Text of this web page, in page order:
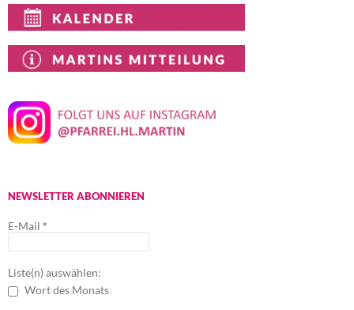
NEWSLETTER ABONNIEREN
E-Mail *
Liste(n) auswählen:
Wort des Monats